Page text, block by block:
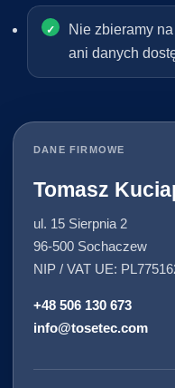
Nie zbieramy
ani danych
DANE FIRMOWE
Tomasz
ul. 15 Sierpnia 2
96-500 Sochaczew
NIP / VAT UE:
+48 506 130 673
info@tosetec.com